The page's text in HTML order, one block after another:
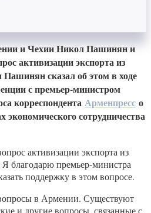
и Чехии Никол Пашинян и
активизации экспорта из
сказал об этом в ходе
с премьер-министром
корреспондента Арменпресс о
экономического сотрудничества
активизации экспорта из
благодарю премьер-министра
поддержку в этом вопросе.
в Армении. Существуют
и другие вопросы, связанные с